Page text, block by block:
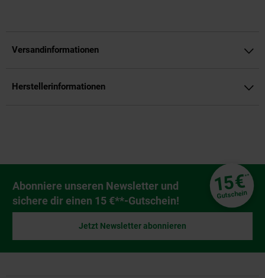
Versandinformationen
Herstellerinformationen
Newsletter Anmeldung
Abonniere unseren Newsletter und
sichere dir einen 15 €**-Gutschein!
15€**
Gutschein
Jetzt Newsletter abonnieren